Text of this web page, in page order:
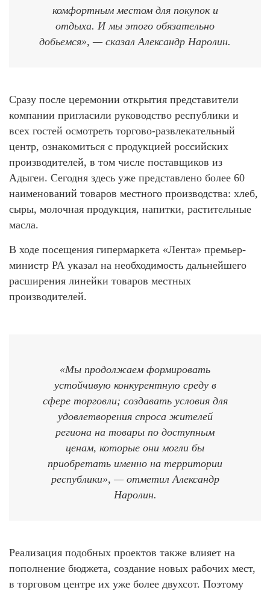
комфортным местом для покупок и
отдыха. И мы этого обязательно
добьемся», — сказал Александр Наролин.
Сразу после церемонии открытия представители
компании пригласили руководство республики и
всех гостей осмотреть торгово-развлекательный
центр, ознакомиться с продукцией российских
производителей, в том числе поставщиков из
Адыгеи. Сегодня здесь уже представлено более 60
наименований товаров местного производства: хлеб,
сыры, молочная продукция, напитки, растительные
масла.
В ходе посещения гипермаркета «Лента» премьер-
министр РА указал на необходимость дальнейшего
расширения линейки товаров местных
производителей.
«Мы продолжаем формировать
устойчивую конкурентную среду в
сфере торговли; создавать условия для
удовлетворения спроса жителей
региона на товары по доступным
ценам, которые они могли бы
приобретать именно на территории
республики», — отметил Александр
Наролин.
Реализация подобных проектов также влияет на
пополнение бюджета, создание новых рабочих мест,
в торговом центре их уже более двухсот. Поэтому